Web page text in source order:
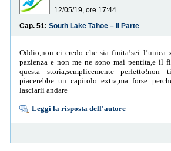
12/05/19, ore 17:44
Cap. 51: South Lake Tahoe – II Parte
Oddio,non ci credo che sia finita!sei l’unica
pazienza e non me ne sono mai pentita,e il
questa storia,semplicemente
piacerebbe un capitolo extra,ma forse
lasciarli andare
Leggi la risposta dell'autore